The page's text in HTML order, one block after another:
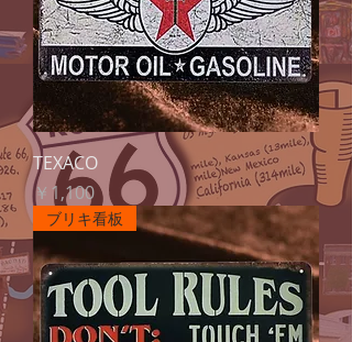
TEXACO
価格
￥1,100
ブリキ看板